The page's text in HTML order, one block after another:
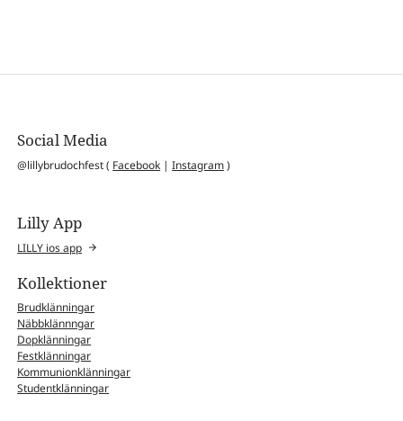
Social Media
@lillybrudochfest ( Facebook |Instagram)
Lilly App
LILLY ios app
Kollektioner
Brudklänningar
Näbbklännngar
Dopklänningar
Festklänningar
Kommunionklänningar
Studentklänningar